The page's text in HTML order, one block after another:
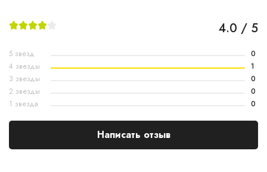
4.0 / 5
5 звезд
0
4 звезды
1
3 звезды
0
2 звезды
0
1 звезда
0
Написать отзыв